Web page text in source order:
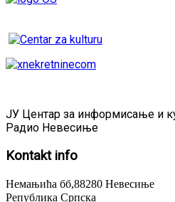
ЈУ Центар за информисање и
Радио Невесиње
Kontaktinfo
Немањића бб,88280 Невесиње
Република Српска